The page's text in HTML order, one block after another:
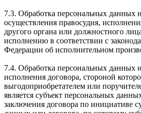
7.3. Обработка персональных данных
осуществления правосудия,
другого органа или должностного
исполнению в соответствии с
Федерации об исполнительном
7.4. Обработка персональных данных
исполнения договора, стороной
выгодоприобретателем или
является субъект персональных
заключения договора по инициативе